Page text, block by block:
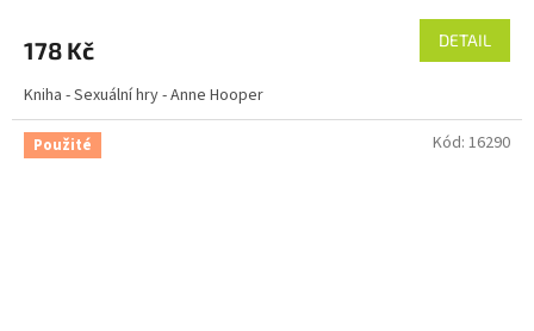
178 Kč DETAIL
Kniha - Sexuální hry - Anne Hooper
Použité Kód: 16290